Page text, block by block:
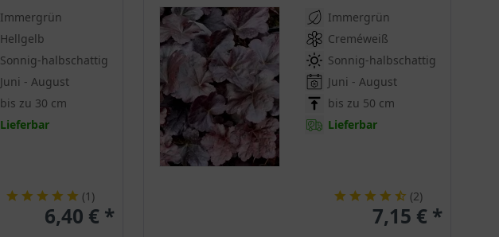
Immergrün
Creméweiß
Sonnig-halbschattig
Juni - August
bis zu 50 cm
Lieferbar
(2)
7,15 € *
Immergrün
Hellgelb
Sonnig-halbschattig
Juni - August
bis zu 30 cm
Lieferbar
(1 )
6,40 € *